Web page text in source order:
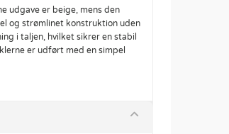
udgave er beige, mens den
og strømlinet konstruktion uden
i taljen, hvilket sikrer en stabil
er udført med en simpel